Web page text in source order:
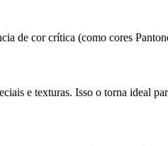
de cor crítica (como cores
e texturas. Isso o torna ideal